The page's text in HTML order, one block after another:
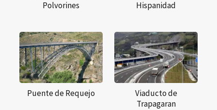
Polvorines
Hispanidad
Puente de Requejo
Viaducto de
Trapagaran